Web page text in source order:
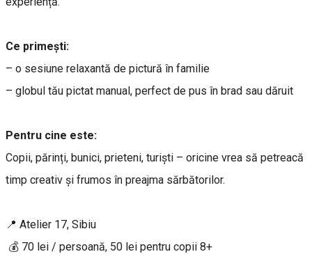
Ce primești:
– o sesiune relaxantă de pictură în familie
– globul tău pictat manual, perfect de pus în brad sau dăruit
Pentru cine este:
Copii, părinți, bunici, prieteni, turiști – oricine vrea să petreacă
timp creativ și frumos în preajma sărbătorilor.
📍 Atelier 17, Sibiu
💰 70 lei / persoană, 50 lei pentru copii 8+